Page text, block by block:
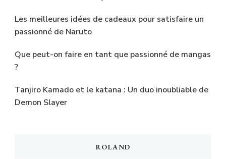
Les meilleures idées de cadeaux pour satisfaire un
passionné de Naruto
Que peut-on faire en tant que passionné de mangas
?
Tanjiro Kamado et le katana : Un duo inoubliable de
Demon Slayer
ROLAND